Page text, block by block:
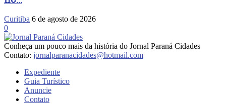
Curitiba 6 de agosto de 2026
0
Conheça um pouco mais da história do Jornal Paraná Cidades
Contato: jornalparanacidades@hotmail.com
Expediente
Guia Turístico
Anuncie
Contato